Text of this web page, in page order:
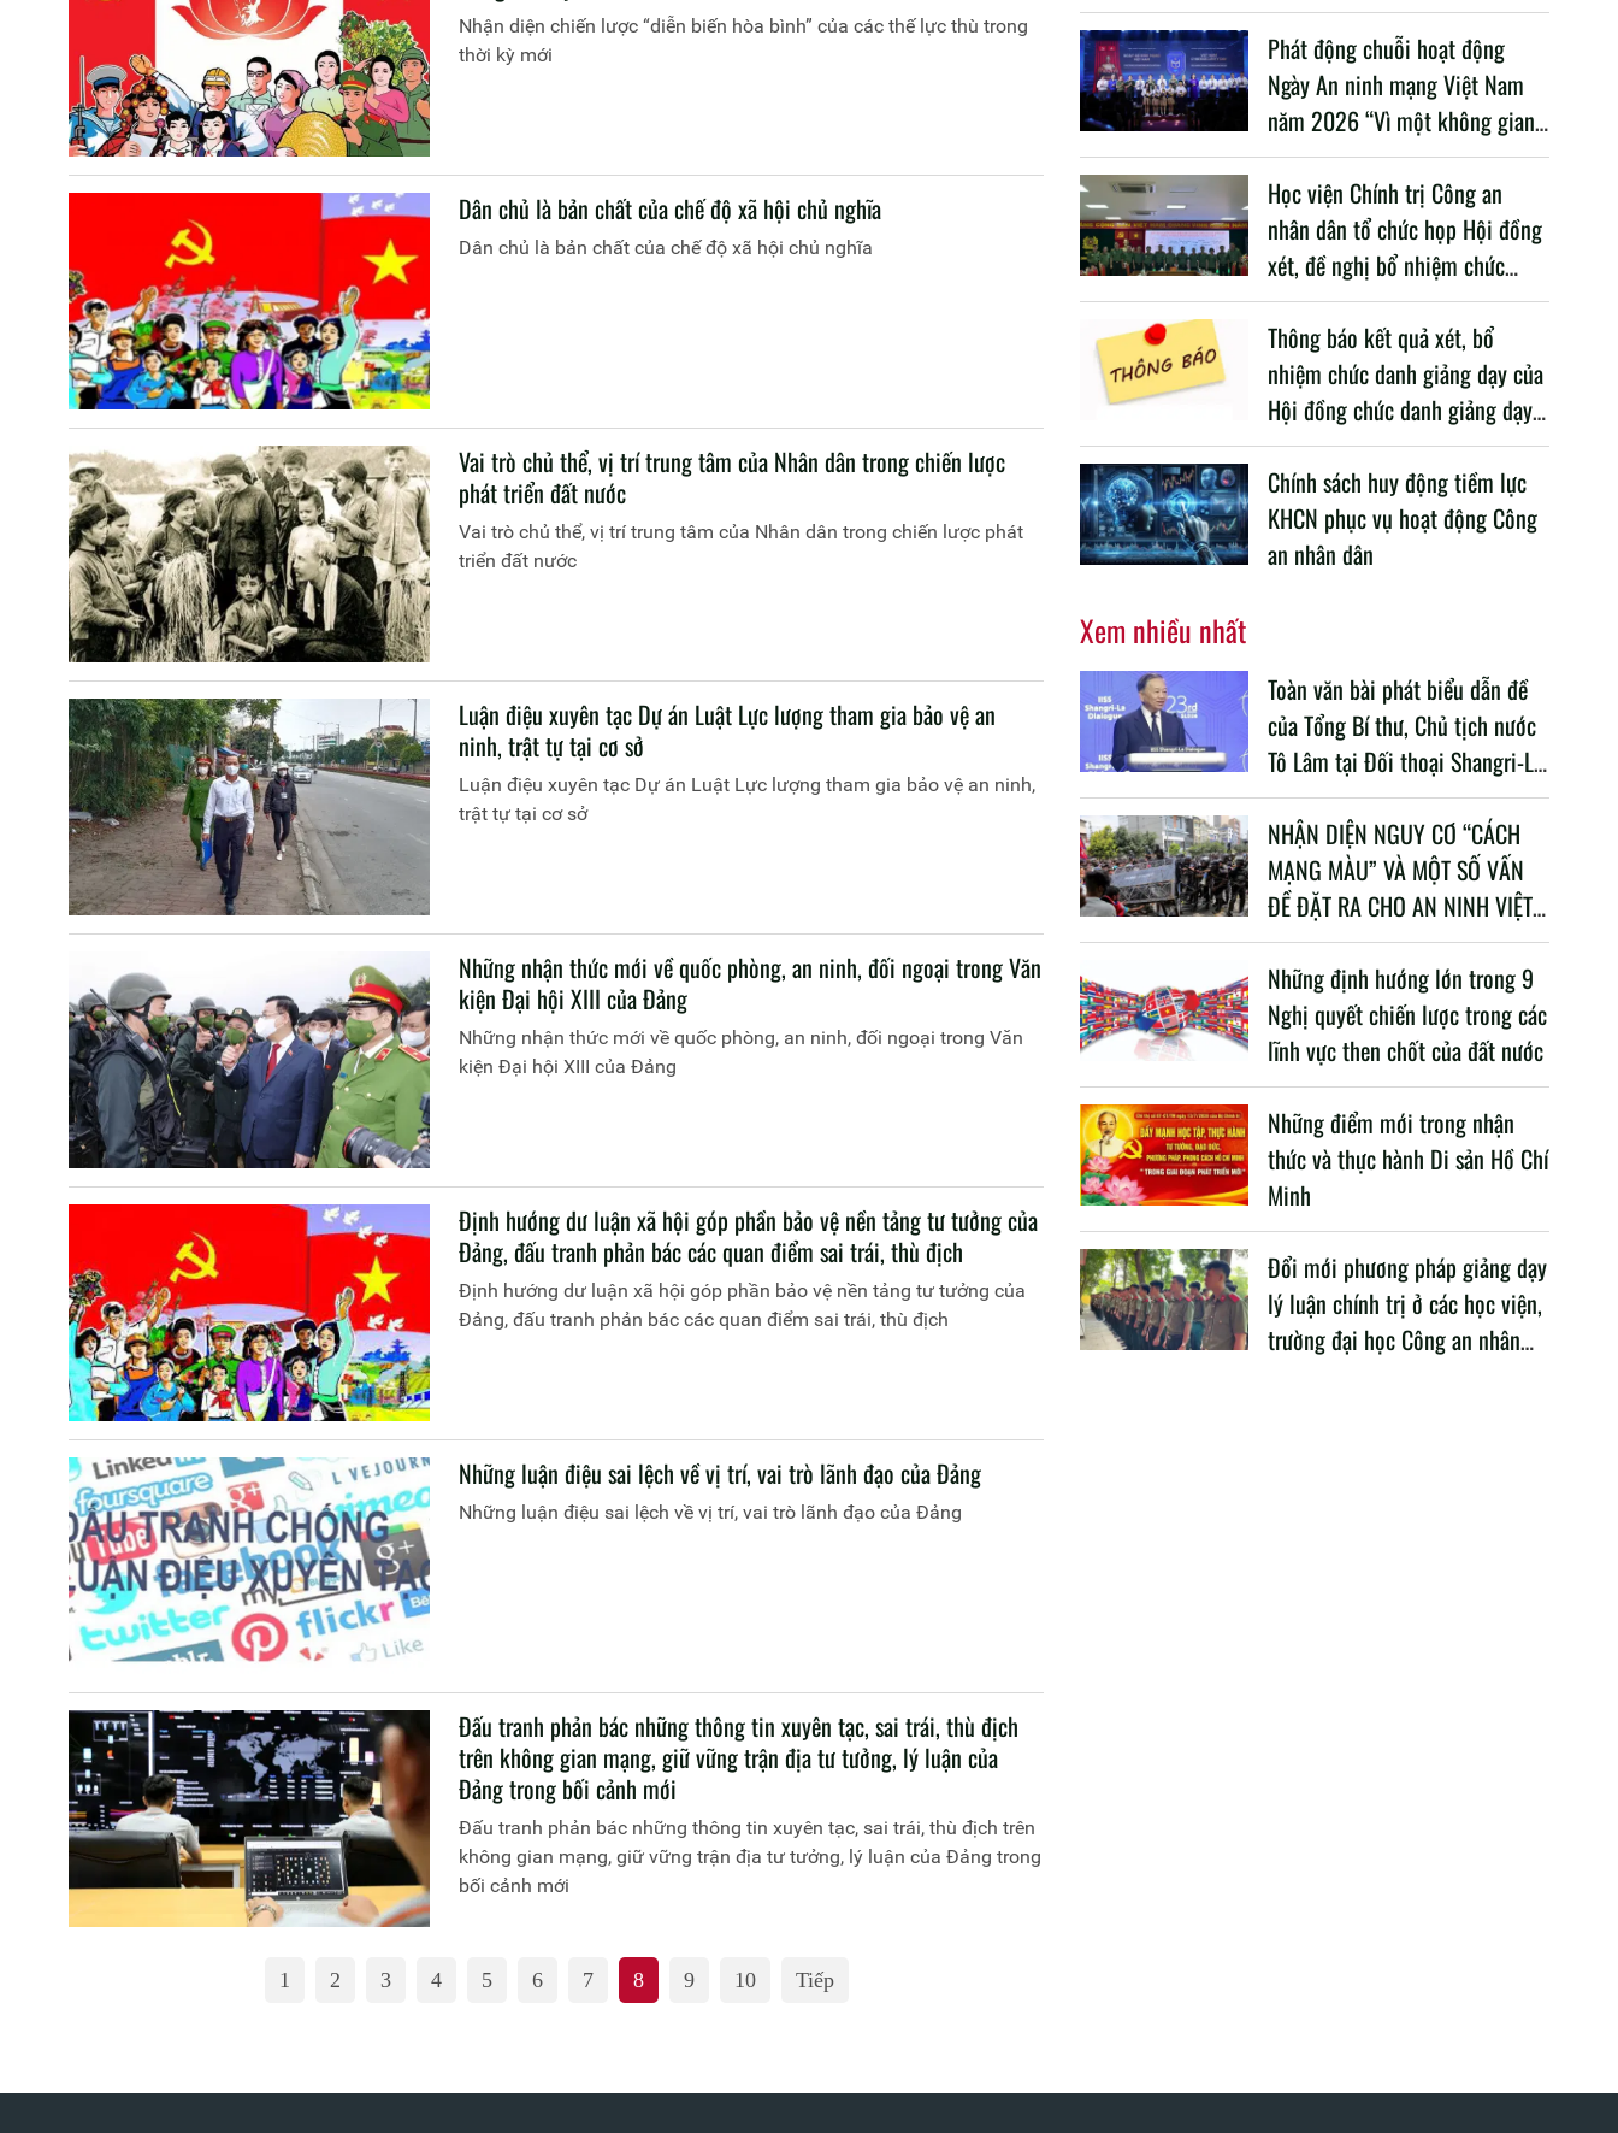
Nhận diện chiến lược “diễn biến hòa bình” của các thế lực thù trong
thời kỳ mới
Dân chủ là bản chất của chế độ xã hội chủ nghĩa
Dân chủ là bản chất của chế độ xã hội chủ nghĩa
Vai trò chủ thể, vị trí trung tâm của Nhân dân trong chiến lược
phát triển đất nước
Vai trò chủ thể, vị trí trung tâm của Nhân dân trong chiến lược phát
triển đất nước
Luận điệu xuyên tạc Dự án Luật Lực lượng tham gia bảo vệ an
ninh, trật tự tại cơ sở
Luận điệu xuyên tạc Dự án Luật Lực lượng tham gia bảo vệ an ninh,
trật tự tại cơ sở
Những nhận thức mới về quốc phòng, an ninh, đối ngoại trong Văn
kiện Đại hội XIII của Đảng
Những nhận thức mới về quốc phòng, an ninh, đối ngoại trong Văn
kiện Đại hội XIII của Đảng
Định hướng dư luận xã hội góp phần bảo vệ nền tảng tư tưởng của
Đảng, đấu tranh phản bác các quan điểm sai trái, thù địch
Định hướng dư luận xã hội góp phần bảo vệ nền tảng tư tưởng của
Đảng, đấu tranh phản bác các quan điểm sai trái, thù địch
Những luận điệu sai lệch về vị trí, vai trò lãnh đạo của Đảng
Những luận điệu sai lệch về vị trí, vai trò lãnh đạo của Đảng
Đấu tranh phản bác những thông tin xuyên tạc, sai trái, thù địch
trên không gian mạng, giữ vững trận địa tư tưởng, lý luận của
Đảng trong bối cảnh mới
Đấu tranh phản bác những thông tin xuyên tạc, sai trái, thù địch trên
không gian mạng, giữ vững trận địa tư tưởng, lý luận của Đảng trong
bối cảnh mới
1 2 3 4 5 6 7 8 9 10 Tiếp
Phát động chuỗi hoạt động
Ngày An ninh mạng Việt Nam
năm 2026 “Vì một không gian
mạng nhân văn cho mỗi người”
Học viện Chính trị Công an
nhân dân tổ chức họp Hội đồng
xét, đề nghị bổ nhiệm chức
danh giảng dạy năm học 2025
– 2026
Thông báo kết quả xét, bổ
nhiệm chức danh giảng dạy của
Hội đồng chức danh giảng dạy
Học viện, năm học 2025 -
2026
Chính sách huy động tiềm lực
KHCN phục vụ hoạt động Công
an nhân dân
Xem nhiều nhất
Toàn văn bài phát biểu dẫn đề
của Tổng Bí thư, Chủ tịch nước
Tô Lâm tại Đối thoại Shangri-La
lần thứ 23
NHẬN DIỆN NGUY CƠ “CÁCH
MẠNG MÀU” VÀ MỘT SỐ VẤN
ĐỀ ĐẶT RA CHO AN NINH VIỆT
NAM TRONG BỐI CẢNH HIỆN
NAY
Những định hướng lớn trong 9
Nghị quyết chiến lược trong các
lĩnh vực then chốt của đất nước
Những điểm mới trong nhận
thức và thực hành Di sản Hồ Chí
Minh
Đổi mới phương pháp giảng dạy
lý luận chính trị ở các học viện,
trường đại học Công an nhân